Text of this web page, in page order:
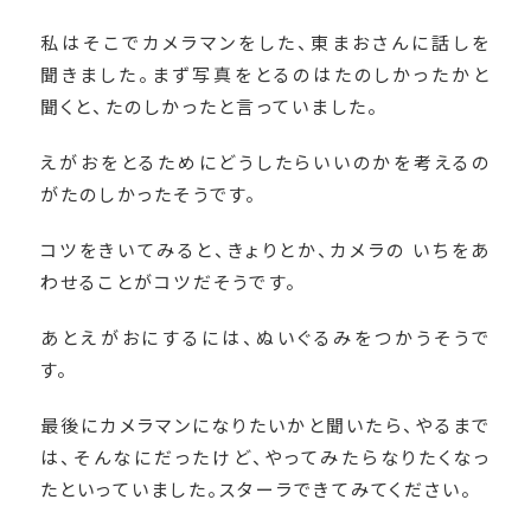
私はそこでカメラマンをした、東まおさんに話しを
聞きました。まず写真をとるのはたのしかったかと
聞くと、たのしかったと言っていました。
えがおをとるためにどうしたらいいのかを考えるの
がたのしかったそうです。
コツをきいてみると、きょりとか、カメラの いちをあ
わせることがコツだそうです。
あとえがおにするには、ぬいぐるみをつかうそうで
す。
最後にカメラマンになりたいかと聞いたら、やるまで
は、そんなにだったけど、やってみたらなりたくなっ
たといっていました。スターラできてみてください。